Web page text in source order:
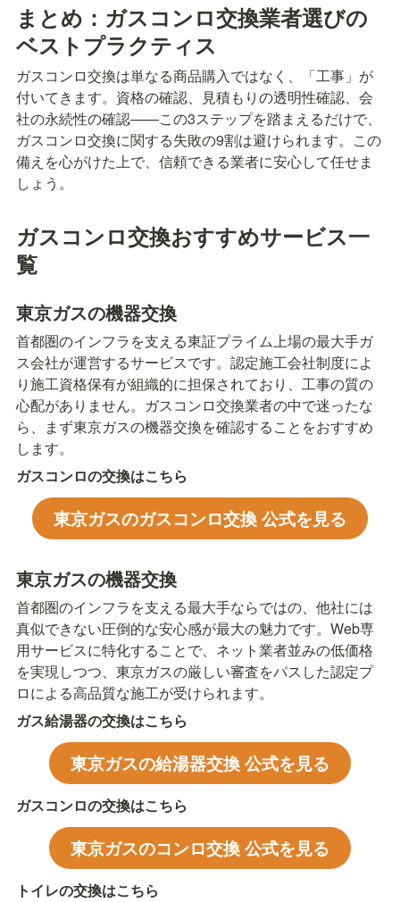
まとめ：ガスコンロ交換業者選びの
ベストプラクティス
ガスコンロ交換は単なる商品購入ではなく、「工事」が
付いてきます。資格の確認、見積もりの透明性確認、会
社の永続性の確認——この3ステップを踏まえるだけで、
ガスコンロ交換に関する失敗の9割は避けられます。この
備えを心がけた上で、信頼できる業者に安心して任せま
しょう。
ガスコンロ交換おすすめサービス一
覧
東京ガスの機器交換
首都圏のインフラを支える東証プライム上場の最大手ガ
ス会社が運営するサービスです。認定施工会社制度によ
り施工資格保有が組織的に担保されており、工事の質の
心配がありません。ガスコンロ交換業者の中で迷ったな
ら、まず東京ガスの機器交換を確認することをおすすめ
します。
ガスコンロの交換はこちら
東京ガスのガスコンロ交換 公式を見る
東京ガスの機器交換
首都圏のインフラを支える最大手ならではの、他社には
真似できない圧倒的な安心感が最大の魅力です。Web専
用サービスに特化することで、ネット業者並みの低価格
を実現しつつ、東京ガスの厳しい審査をパスした認定プ
ロによる高品質な施工が受けられます。
ガス給湯器の交換はこちら
東京ガスの給湯器交換 公式を見る
ガスコンロの交換はこちら
東京ガスのコンロ交換 公式を見る
トイレの交換はこちら